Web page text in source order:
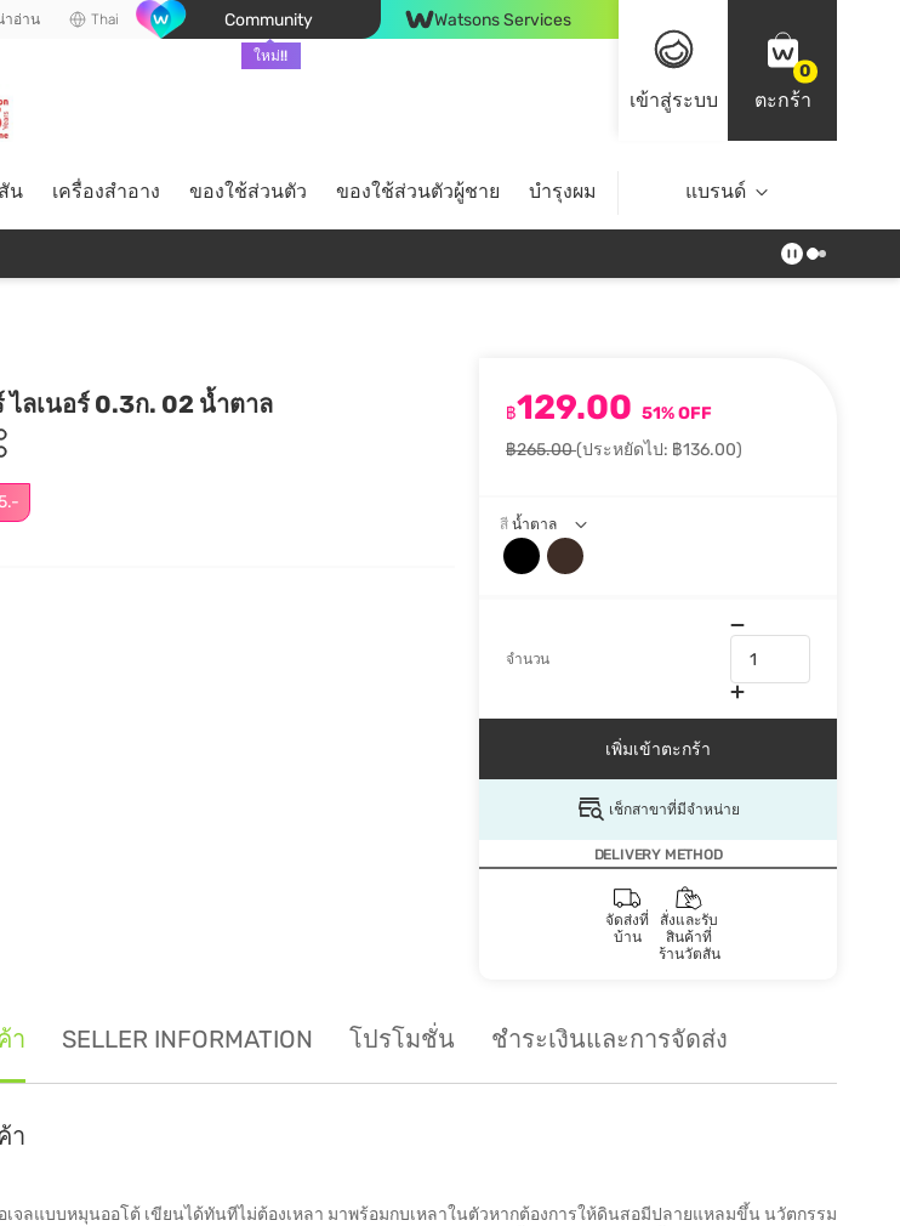
าอ่าน Thai Community
ใหม่!!
Watsons Services
เข้าสู่ระบบ
0
ตะกร้า
น เครื่องสำอาง ของใช้ส่วนตัว ของใช้ส่วนตัวผู้ชาย บำรุงผม ไลฟ์สไตล์ Top Brands
แบรนด์
ไลเนอร์ 0.3ก. 02 น้ำตาล
฿129.00 51% OFF
฿265.00(ประหยัดไป: ฿136.00)
สี น้ำตาล
จำนวน
เพิ่มเข้าตะกร้า
เช็กสาขาที่มีจำหน่าย
DELIVERY METHOD
จัดส่งที่
บ้าน
สั่งและรับ
สินค้าที่
ร้านวัตสัน
า SELLER INFORMATION โปรโมชั่น ชำระเงินและการจัดส่ง
า
จลแบบหมุนออโต้ เขียนได้ทันทีไม่ต้องเหลา มาพร้อมกบเหลาในตัวหากต้องการให้ดินสอมีปลายแหลมขึ้น นวัตกรรม